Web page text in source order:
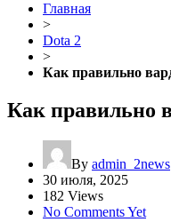
Главная
>
Dota 2
>
Как правильно
Как правильно
By admin_2news
30 июля, 2025
182 Views
No Comments Yet